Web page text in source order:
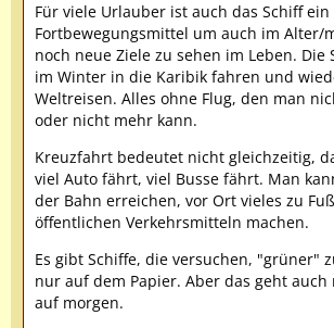
Für viele Urlauber ist auch das Schiff ein
Fortbewegungsmittel um auch im Alter/
noch neue Ziele zu sehen im Leben. Die
im Winter in die Karibik fahren und
Weltreisen. Alles ohne Flug, den man
oder nicht mehr kann.
Kreuzfahrt bedeutet nicht gleichzeitig,
viel Auto fährt, viel Busse fährt. Man
der Bahn erreichen, vor Ort vieles zu
öffentlichen Verkehrsmitteln machen.
Es gibt Schiffe, die versuchen, "grüner"
nur auf dem Papier. Aber das geht
auf morgen.